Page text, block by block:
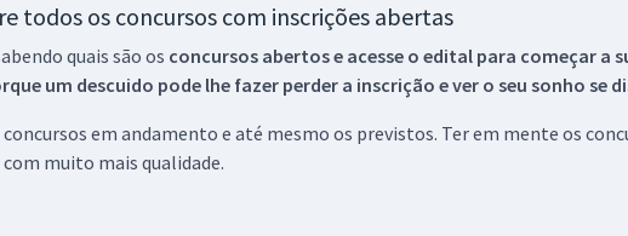
todos os concursos com inscrições abertas
quais são os concursos abertos e acesse o edital para começar
um descuido pode lhe fazer perder a inscrição e ver o seu sonho se
em andamento e até mesmo os previstos. Ter em mente os
muito mais qualidade.